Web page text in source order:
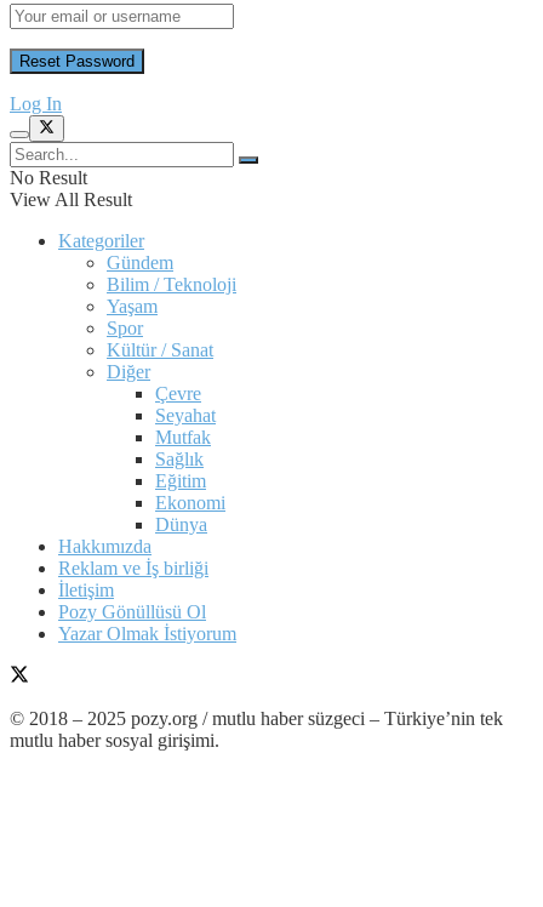
Log In
No Result
View All Result
Kategoriler
Gündem
Bilim / Teknoloji
Yaşam
Spor
Kültür / Sanat
Diğer
Çevre
Seyahat
Mutfak
Sağlık
Eğitim
Ekonomi
Dünya
Hakkımızda
Reklam ve İş birliği
İletişim
Pozy Gönüllüsü Ol
Yazar Olmak İstiyorum
© 2018 – 2025 pozy.org / mutlu haber süzgeci – Türkiye’nin tek
mutlu haber sosyal girişimi.